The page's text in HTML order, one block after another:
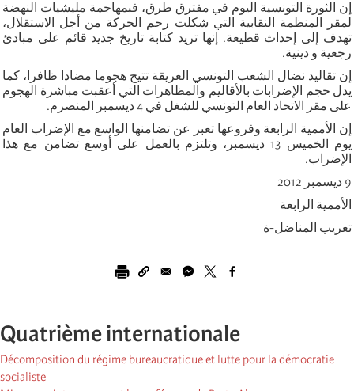
إن الثورة التونسية اليوم في مفترق طرق، فبمهاجمة مليشيات النهضة
لمقر المنظمة النقابية التي شكلت رحم الحركة من أجل الاستقلال،
تهدف إلى إحداث قطيعة. إنها تريد كتابة تاريخ جديد قائم على مبادئ
رجعية و دينية.
إن تقاليد نضال الشعب التونسي العريقة تتيح هجوما مضادا ظافرا، كما
يدل حجم الإضرابات بالأقاليم والمظاهرات التي أعقبت مباشرة الهجوم
على مقر الاتحاد العام التونسي للشغل في 4 ديسمبر المنصرم.
إن الأممية الرابعة وفروعها تعبر عن تضامنها الواسع مع الإضراب العام
يوم الخميس 13 ديسمبر، وتلتزم بالعمل على أوسع تضامن مع هذا
الإضراب.
9 ديسمبر 2012
الأممية الرابعة
تعريب المناضل-ة
Quatrième internationale
Décomposition du régime bureaucratique et lutte pour la démocratie
socialiste